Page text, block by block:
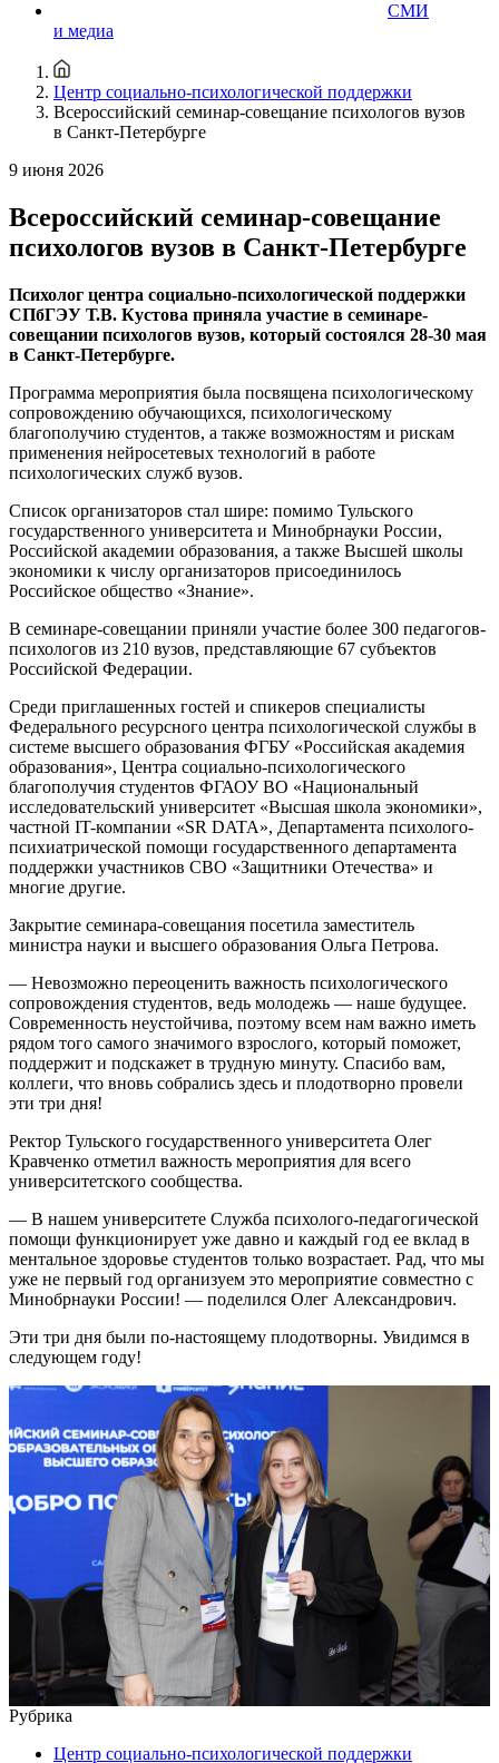
СМИ
и медиа
Центр социально-психологической поддержки
Всероссийский семинар-совещание психологов вузов
в Санкт-Петербурге
9 июня 2026
Всероссийский семинар-совещание
психологов вузов в Санкт-Петербурге
Психолог центра социально-психологической поддержки
СПбГЭУ Т.В. Кустова приняла участие в семинаре-
совещании психологов вузов, который состоялся 28-30 мая
в Санкт-Петербурге.
Программа мероприятия была посвящена психологическому
сопровождению обучающихся, психологическому
благополучию студентов, а также возможностям и рискам
применения нейросетевых технологий в работе
психологических служб вузов.
Список организаторов стал шире: помимо Тульского
государственного университета и Минобрнауки России,
Российской академии образования, а также Высшей школы
экономики к числу организаторов присоединилось
Российское общество «Знание».
В семинаре-совещании приняли участие более 300 педагогов-
психологов из 210 вузов, представляющие 67 субъектов
Российской Федерации.
Среди приглашенных гостей и спикеров специалисты
Федерального ресурсного центра психологической службы в
системе высшего образования ФГБУ «Российская академия
образования», Центра социально-психологического
благополучия студентов ФГАОУ ВО «Национальный
исследовательский университет «Высшая школа экономики»,
частной IT-компании «SR DATA», Департамента психолого-
психиатрической помощи государственного департамента
поддержки участников СВО «Защитники Отечества» и
многие другие.
Закрытие семинара-совещания посетила заместитель
министра науки и высшего образования Ольга Петрова.
— Невозможно переоценить важность психологического
сопровождения студентов, ведь молодежь — наше будущее.
Современность неустойчива, поэтому всем нам важно иметь
рядом того самого значимого взрослого, который поможет,
поддержит и подскажет в трудную минуту. Спасибо вам,
коллеги, что вновь собрались здесь и плодотворно провели
эти три дня!
Ректор Тульского государственного университета Олег
Кравченко отметил важность мероприятия для всего
университетского сообщества.
— В нашем университете Служба психолого-педагогической
помощи функционирует уже давно и каждый год ее вклад в
ментальное здоровье студентов только возрастает. Рад, что мы
уже не первый год организуем это мероприятие совместно с
Минобрнауки России! — поделился Олег Александрович.
Эти три дня были по-настоящему плодотворны. Увидимся в
следующем году!
Рубрика
Центр социально-психологической поддержки